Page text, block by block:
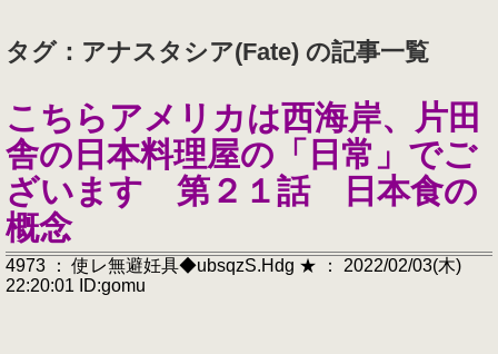
タグ：アナスタシア(Fate) の記事一覧
こちらアメリカは西海岸、片田
舎の日本料理屋の「日常」でご
ざいます 第２１話 日本食の
概念
4973 ： 使レ無避妊具◆ubsqzS.Hdg ★ ： 2022/02/03(木)
22:20:01 ID:gomu